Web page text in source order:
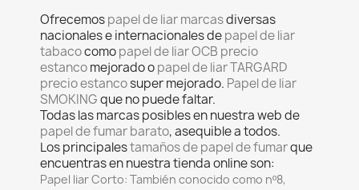
Ofrecemospapel de liar marcasdiversas
nacionales e internacionales depapel de liar
tabacocomopapel de liar OCB precio
estancomejorado opapel de liar TARGARD
precio estancosuper mejorado. Papel de liar
SMOKINGque no puede faltar.
Todas las marcas posibles en nuestra web de
papel de fumar barato, asequible a todos.
Los principalestamaños de papel de fumarque
encuentras en nuestra tienda online son:
Papel liar Corto: También conocido como nº8,